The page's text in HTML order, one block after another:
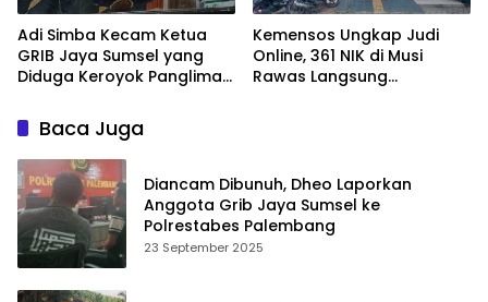
Adi Simba Kecam Ketua
GRIB Jaya Sumsel yang
Diduga Keroyok Panglima
Kemensos Ungkap Judi
Online, 361 NIK di Musi
Rawas Langsung
Baca Juga
Diancam Dibunuh, Dheo Laporkan
Anggota Grib Jaya Sumsel ke
Polrestabes Palembang
23 September 2025